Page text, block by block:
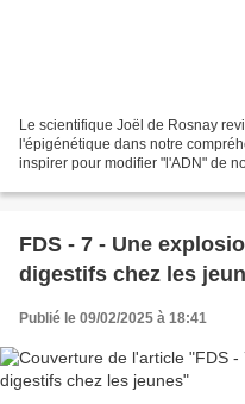
Le scientifique Joël de Rosnay
l'épigénétique dans notre
inspirer pour modifier "l'ADN" de
FDS - 7 - Une
digestifs chez les
Publié le 09/02/2025 à 18:41